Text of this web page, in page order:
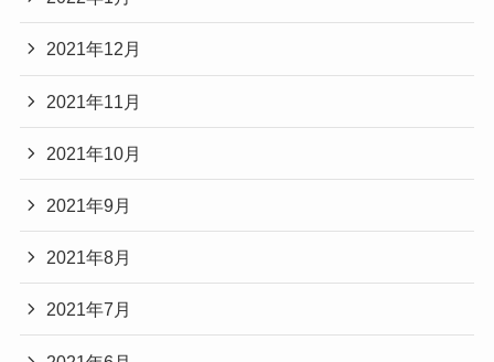
2021年12月
2021年11月
2021年10月
2021年9月
2021年8月
2021年7月